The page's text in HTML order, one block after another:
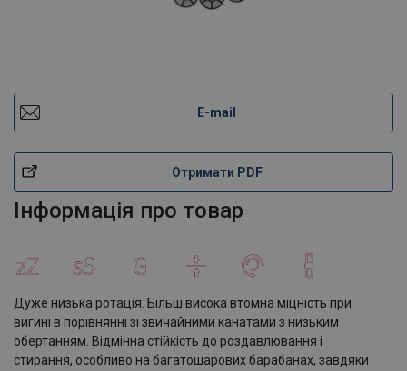
E-mail
Отримати PDF
Інформація про товар
Дуже низька ротація. Більш висока втомна міцність при
вигині в порівнянні зі звичайними канатами з низьким
обертанням. Відмінна стійкість до роздавлювання і
стирання, особливо на багатошарових барабанах, завдяки